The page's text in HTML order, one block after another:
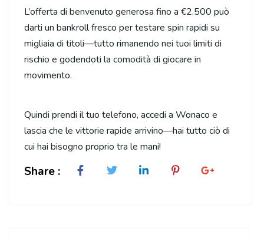
L’offerta di benvenuto generosa fino a €2.500 può
darti un bankroll fresco per testare spin rapidi su
migliaia di titoli—tutto rimanendo nei tuoi limiti di
rischio e godendoti la comodità di giocare in
movimento.
Quindi prendi il tuo telefono, accedi a Wonaco e
lascia che le vittorie rapide arrivino—hai tutto ciò di
cui hai bisogno proprio tra le mani!
Share :